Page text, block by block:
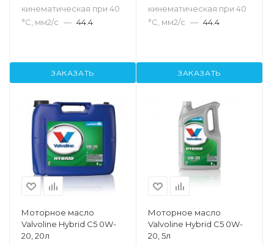
кинематическая при 40
°С, мм2/с — 44.4
ЗАКАЗАТЬ
кинематическая при 40
°С, мм2/с — 44.4
ЗАКАЗАТЬ
Моторное масло
Valvoline Hybrid C5 0W-
20, 20л
Моторное масло
Valvoline Hybrid C5 0W-
20, 5л